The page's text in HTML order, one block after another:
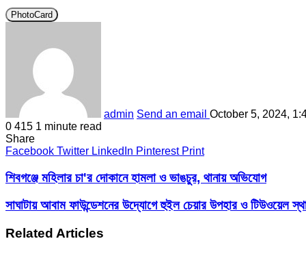
PhotoCard
admin Send an email October 5, 2024,
0 415 1 minute read
Share
Facebook Twitter LinkedIn Pinterest Print
শিবগঞ্জে মহিলার চা'র দোকানে হামলা ও ভাঙচুর, থানায় অভিযোগ
সাঘাটায় আবাম ফাউন্ডেশনের উদ্যোগে হুইল চেয়ার উপহার ও টিউওয়েল
Related Articles